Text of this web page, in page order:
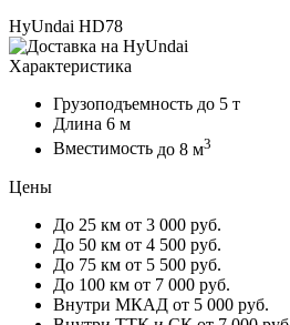
HyUndai HD78
Характеристика
Грузоподъемность до 5 т
Длина 6 м
Вместимость до 8 м3
Цены
До 25 км от 3 000 руб.
До 50 км от 4 500 руб.
До 75 км от 5 500 руб.
До 100 км от 7 000 руб.
Внутри МКАД от 5 000 руб.